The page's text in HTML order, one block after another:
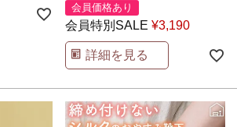
会員価格あり
会員特別SALE ¥3,190
詳細を見る